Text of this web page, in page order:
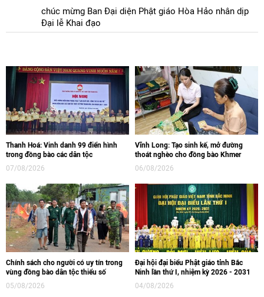
chúc mừng Ban Đại diện Phật giáo Hòa Hảo nhân dịp
Đại lễ Khai đạo
Thanh Hoá: Vinh danh 99 điển hình
trong đồng bào các dân tộc
07/08/2026
Vĩnh Long: Tạo sinh kế, mở đường
thoát nghèo cho đồng bào Khmer
06/08/2026
Chính sách cho người có uy tín trong
vùng đồng bào dân tộc thiểu số
05/08/2026
Đại hội đại biểu Phật giáo tỉnh Bắc
Ninh lần thứ I, nhiệm kỳ 2026 - 2031
04/08/2026